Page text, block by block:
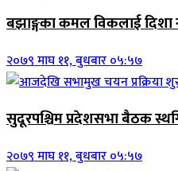
बझाङ्गका कमल विकलाई
२०७९ माघ ११, बुधबार ०५:५७
सुदूरपश्चिम प्रदेशसभा बैठक
२०७९ माघ ११, बुधबार ०५:५७